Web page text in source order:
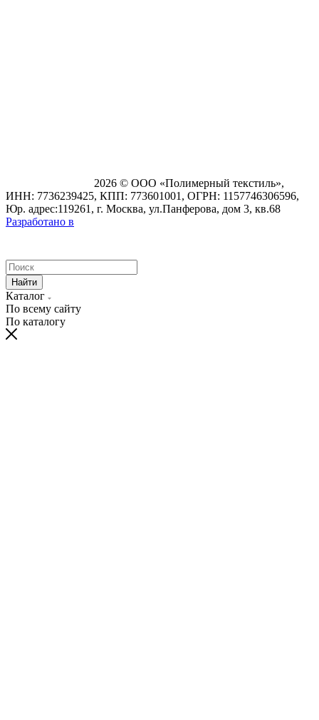
2026 © ООО «Полимерный текстиль»,
ИНН: 7736239425, КПП: 773601001, ОГРН: 1157746306596,
Юр. адрес:119261, г. Москва, ул.Панферова, дом 3, кв.68
Разработано в
Найти
Каталог
По всему сайту
По каталогу